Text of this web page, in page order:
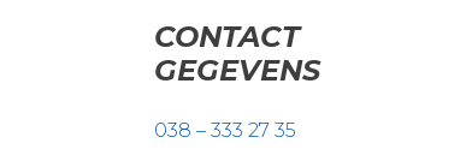
CONTACT
GEGEVENS
038 – 333 27 35